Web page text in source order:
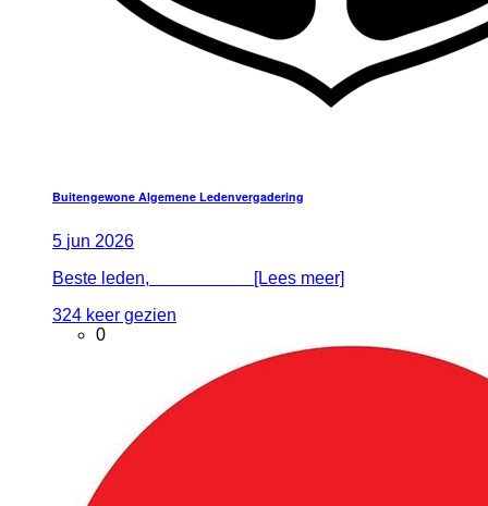
Buitengewone Algemene Ledenvergadering
5 jun 2026
Beste leden, [Lees meer]
324 keer gezien
0